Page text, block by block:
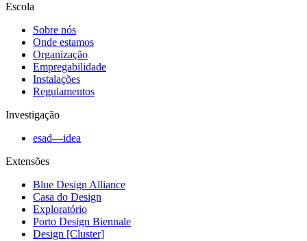
Escola
Sobre nós
Onde estamos
Organização
Empregabilidade
Instalações
Regulamentos
Investigação
esad—idea
Extensões
Blue Design Alliance
Casa do Design
Exploratório
Porto Design Biennale
Design [Cluster]